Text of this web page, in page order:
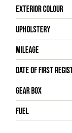
EXTERIOR COLOUR
UPHOLSTERY
MILEAGE
DATE OF FIRST
GEAR BOX
FUEL